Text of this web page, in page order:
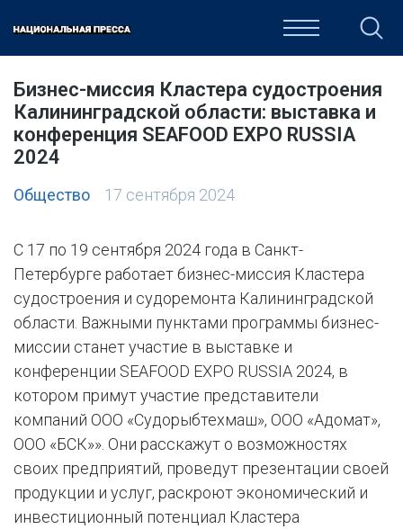
ОБЩЕСТВО ПОЛИТИКА ЭКОНОМИКА КУЛЬТУРА
Бизнес-миссия Кластера судостроения
Калининградской области: выставка и
конференция SEAFOOD EXPO RUSSIA
2024
Общество 17 сентября 2024
С 17 по 19 сентября 2024 года в Санкт-
Петербурге работает бизнес-миссия Кластера
судостроения и судоремонта Калининградской
области. Важными пунктами программы бизнес-
миссии станет участие в выставке и
конференции SEAFOOD EXPO RUSSIA 2024, в
котором примут участие представители
компаний ООО «Судорыбтехмаш», ООО «Адомат»,
ООО «БСК»». Они расскажут о возможностях
своих предприятий, проведут презентации своей
продукции и услуг, раскроют экономический и
инвестиционный потенциал Кластера